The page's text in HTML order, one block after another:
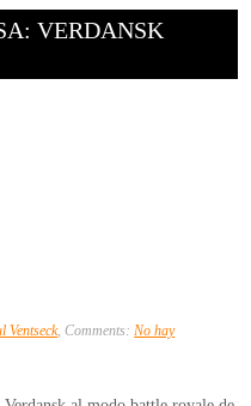
VERDANSK
Ventseck, Comments: No hay